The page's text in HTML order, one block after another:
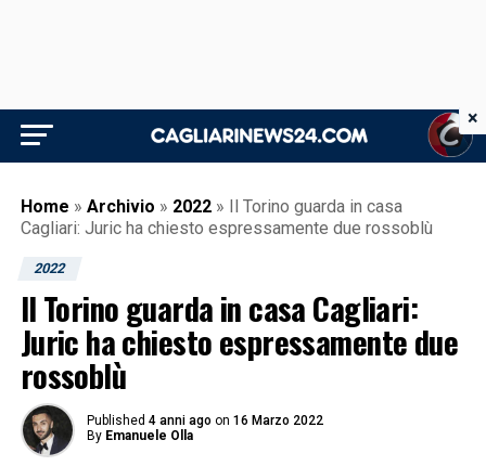
Home » Archivio » 2022 » Il Torino guarda in casa
Cagliari: Juric ha chiesto espressamente due rossoblù
2022
Il Torino guarda in casa Cagliari:
Juric ha chiesto espressamente due
rossoblù
Published 4 anni ago on 16 Marzo 2022
By Emanuele Olla
×